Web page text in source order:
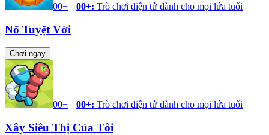
00+ 00+: Trò chơi điện tử dành cho mọi lứa tuổi
Nổ Tuyệt Vời
Chơi ngay
00+ 00+: Trò chơi điện tử dành cho mọi lứa tuổi
Xây Siêu Thị Của Tôi